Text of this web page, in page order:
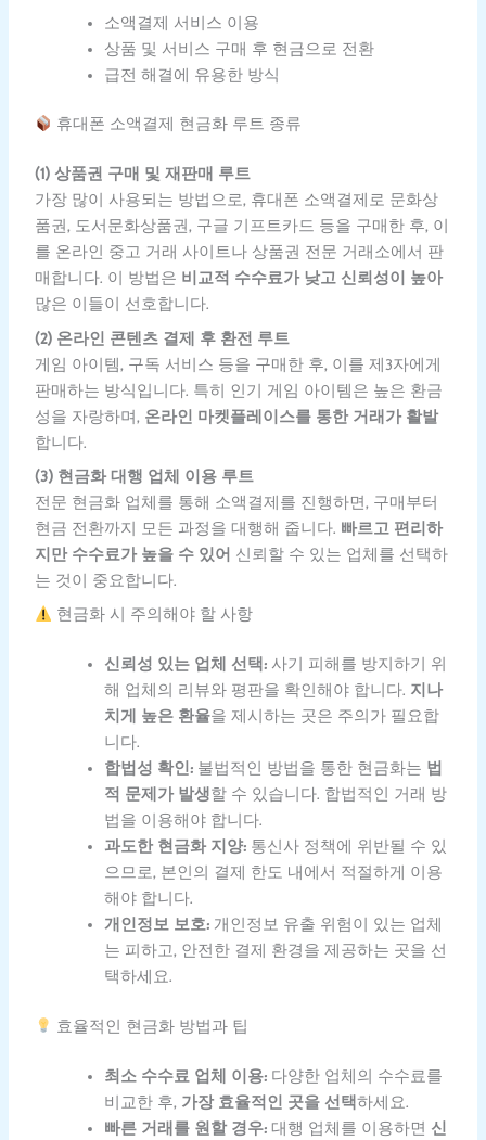
소액결제 서비스 이용
상품 및 서비스 구매 후 현금으로 전환
급전 해결에 유용한 방식
휴대폰 소액결제 현금화 루트 종류
(1) 상품권 구매 및 재판매 루트
가장 많이 사용되는 방법으로, 휴대폰 소액결제로 문화상
품권, 도서문화상품권, 구글 기프트카드 등을 구매한 후, 이
를 온라인 중고 거래 사이트나 상품권 전문 거래소에서 판
매합니다. 이 방법은 비교적 수수료가 낮고 신뢰성이 높아
많은 이들이 선호합니다.
(2) 온라인 콘텐츠 결제 후 환전 루트
게임 아이템, 구독 서비스 등을 구매한 후, 이를 제3자에게
판매하는 방식입니다. 특히 인기 게임 아이템은 높은 환금
성을 자랑하며, 온라인 마켓플레이스를 통한 거래가 활발
합니다.
(3) 현금화 대행 업체 이용 루트
전문 현금화 업체를 통해 소액결제를 진행하면, 구매부터
현금 전환까지 모든 과정을 대행해 줍니다. 빠르고 편리하
지만 수수료가 높을 수 있어 신뢰할 수 있는 업체를 선택하
는 것이 중요합니다.
현금화 시 주의해야 할 사항
신뢰성 있는 업체 선택:사기 피해를 방지하기 위
해 업체의 리뷰와 평판을 확인해야 합니다. 지나
치게 높은 환율을 제시하는 곳은 주의가 필요합
니다.
합법성 확인:불법적인 방법을 통한 현금화는 법
적 문제가 발생할 수 있습니다. 합법적인 거래 방
법을 이용해야 합니다.
과도한 현금화 지양:통신사 정책에 위반될 수 있
으므로, 본인의 결제 한도 내에서 적절하게 이용
해야 합니다.
개인정보 보호:개인정보 유출 위험이 있는 업체
는 피하고, 안전한 결제 환경을 제공하는 곳을 선
택하세요.
효율적인 현금화 방법과 팁
최소 수수료 업체 이용:다양한 업체의 수수료를
비교한 후, 가장 효율적인 곳을 선택하세요.
빠른 거래를 원할 경우:대행 업체를 이용하면 신